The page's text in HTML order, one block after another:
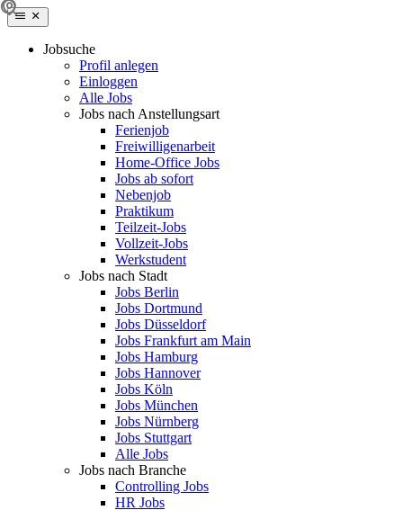
Jobsuche
Profil anlegen
Einloggen
Alle Jobs
Jobs nach Anstellungsart
Ferienjob
Freiwilligenarbeit
Home-Office Jobs
Jobs ab sofort
Nebenjob
Praktikum
Teilzeit-Jobs
Vollzeit-Jobs
Werkstudent
Jobs nach Stadt
Jobs Berlin
Jobs Dortmund
Jobs Düsseldorf
Jobs Frankfurt am Main
Jobs Hamburg
Jobs Hannover
Jobs Köln
Jobs München
Jobs Nürnberg
Jobs Stuttgart
Alle Jobs
Jobs nach Branche
Controlling Jobs
HR Jobs